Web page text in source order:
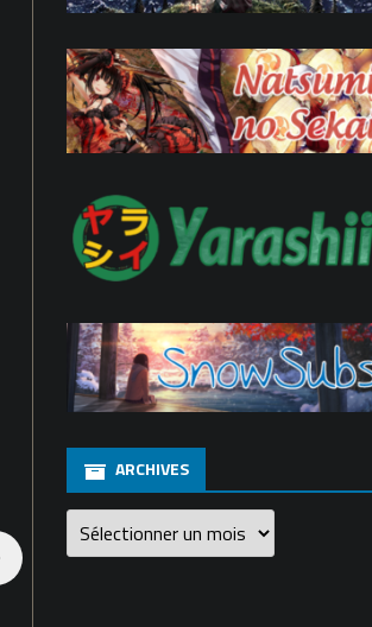
ARCHIVES
Archives